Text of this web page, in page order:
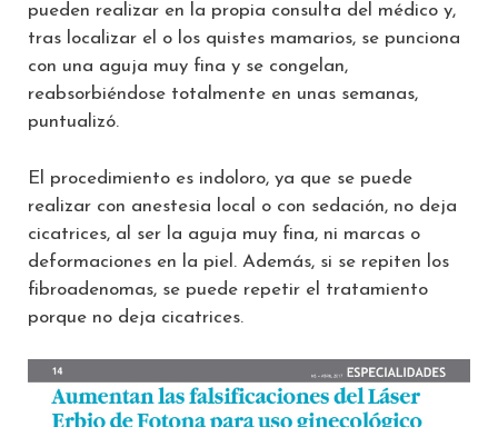
pueden realizar en la propia consulta del médico y,
tras localizar el o los quistes mamarios, se punciona
con una aguja muy fina y se congelan,
reabsorbiéndose totalmente en unas semanas,
puntualizó.
El procedimiento es indoloro, ya que se puede
realizar con anestesia local o con sedación, no deja
cicatrices, al ser la aguja muy fina, ni marcas o
deformaciones en la piel. Además, si se repiten los
fibroadenomas, se puede repetir el tratamiento
porque no deja cicatrices.